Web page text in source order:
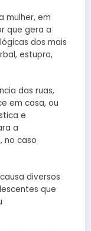
mulher, em
que gera a
dos mais
estupro,
das ruas,
em casa, ou
e
a
no caso
diversos
que